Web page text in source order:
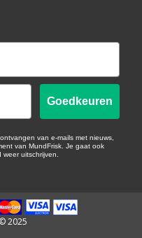
Goedkeuren
van e-mails met nieuws,
van MundFrisk. Je gaat ook
weer uitschrijven.
2025